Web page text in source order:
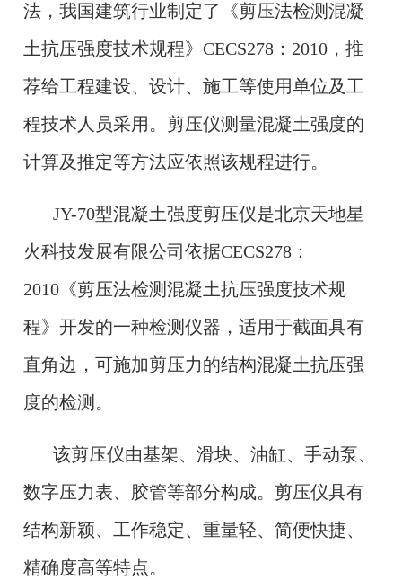
法，我国建筑行业制定了《剪压法检测混凝
土抗压强度技术规程》CECS278：2010，推
荐给工程建设、设计、施工等使用单位及工
程技术人员采用。剪压仪测量混凝土强度的
计算及推定等方法应依照该规程进行。
JY-70型混凝土强度剪压仪是北京天地星
火科技发展有限公司依据CECS278：
2010《剪压法检测混凝土抗压强度技术规
程》开发的一种检测仪器，适用于截面具有
直角边，可施加剪压力的结构混凝土抗压强
度的检测。
该剪压仪由基架、滑块、油缸、手动泵、
数字压力表、胶管等部分构成。剪压仪具有
结构新颖、工作稳定、重量轻、简便快捷、
精确度高等特点。